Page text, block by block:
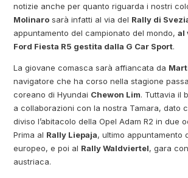
notizie anche per quanto riguarda i nostri
Molinaro sarà infatti al via del Rally di
appuntamento del campionato del mondo,al
Ford Fiesta R5 gestita dalla G Car Sport.
La giovane comasca sarà affiancata da
navigatore che ha corso nella stagione
coreano di Hyundai Chewon Lim. Tuttavia il
a collaborazioni con la nostra Tamara, dato
diviso l’abitacolo della Opel Adam R2 in due
Prima al Rally Liepaja, ultimo appuntamento
europeo, e poi al Rally Waldviertel, gara
austriaca.